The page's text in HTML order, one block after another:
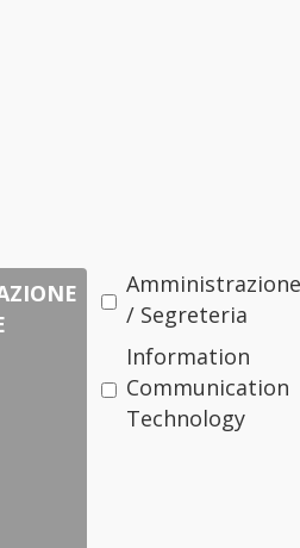
Amministrazione
/ Segreteria
Information
Communication
Technology